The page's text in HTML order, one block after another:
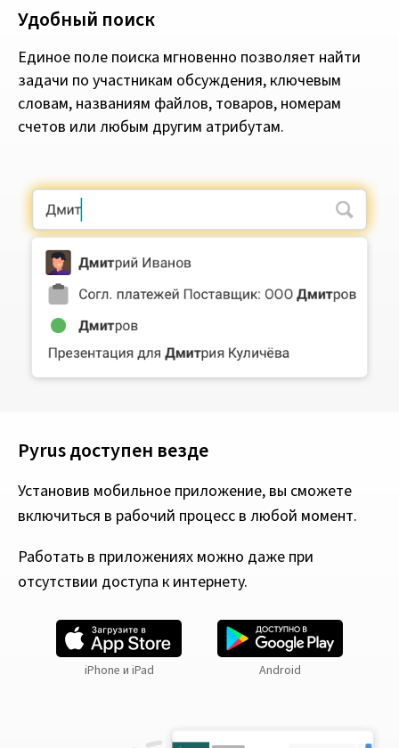
Удобный поиск
Единое поле поиска мгновенно позволяет найти
задачи по участникам обсуждения, ключевым
словам, названиям файлов, товаров, номерам
счетов или любым другим атрибутам.
Pyrus доступен везде
Установив мобильное приложение, вы сможете
включиться в рабочий процесс в любой момент.
Работать в приложениях можно даже при
отсутствии доступа к интернету.
iPhone и iPad Android